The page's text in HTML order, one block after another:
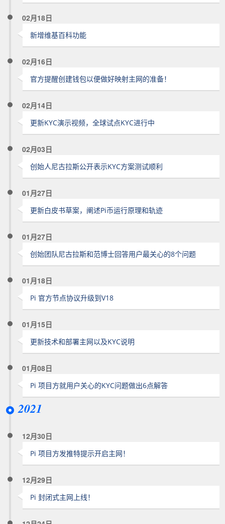
02月18日
新增维基百科功能
02月16日
官方提醒创建钱包以便做好映射主网的准备！
02月14日
更新KYC演示视频，全球试点KYC进行中
02月03日
创始人尼古拉斯公开表示KYC方案测试顺利
01月27日
更新白皮书草案，阐述Pi币运行原理和轨迹
01月27日
创始团队尼古拉斯和范博士回答用户最关心的8个问题
01月18日
Pi 官方节点协议升级到V18
01月15日
更新技术和部署主网以及KYC说明
01月08日
Pi 项目方就用户关心的KYC问题做出6点解答
2021
12月30日
Pi 项目方发推特提示开启主网！
12月29日
Pi 封闭式主网上线！